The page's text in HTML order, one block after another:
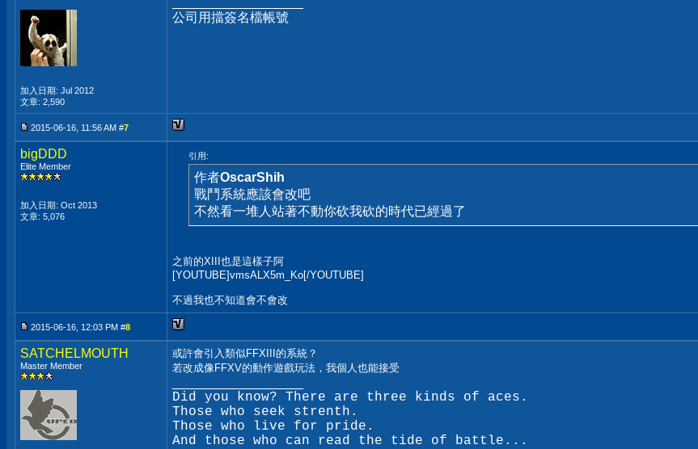
加入日期: Jul 2012
文章: 2,590
公司用擋簽名檔帳號
2015-06-16, 11:56 AM #7
bigDDD
Elite Member
加入日期: Oct 2013
文章: 5,076
引用:
作者OscarShih
戰鬥系統應該會改吧
不然看一堆人站著不動你砍我砍的時代已經過了
之前的XIII也是這樣子阿
[YOUTUBE]vmsALX5m_Ko[/YOUTUBE]
不過我也不知道會不會改
2015-06-16, 12:03 PM #8
SATCHELMOUTH
Master Member
或許會引入類似FFXIII的系統？
若改成像FFXV的動作遊戲玩法，我個人也能接受
Did you know? There are three kinds of aces.
Those who seek strenth.
Those who live for pride.
And those who can read the tide of battle...